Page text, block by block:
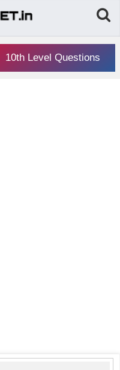
10th Level Questions